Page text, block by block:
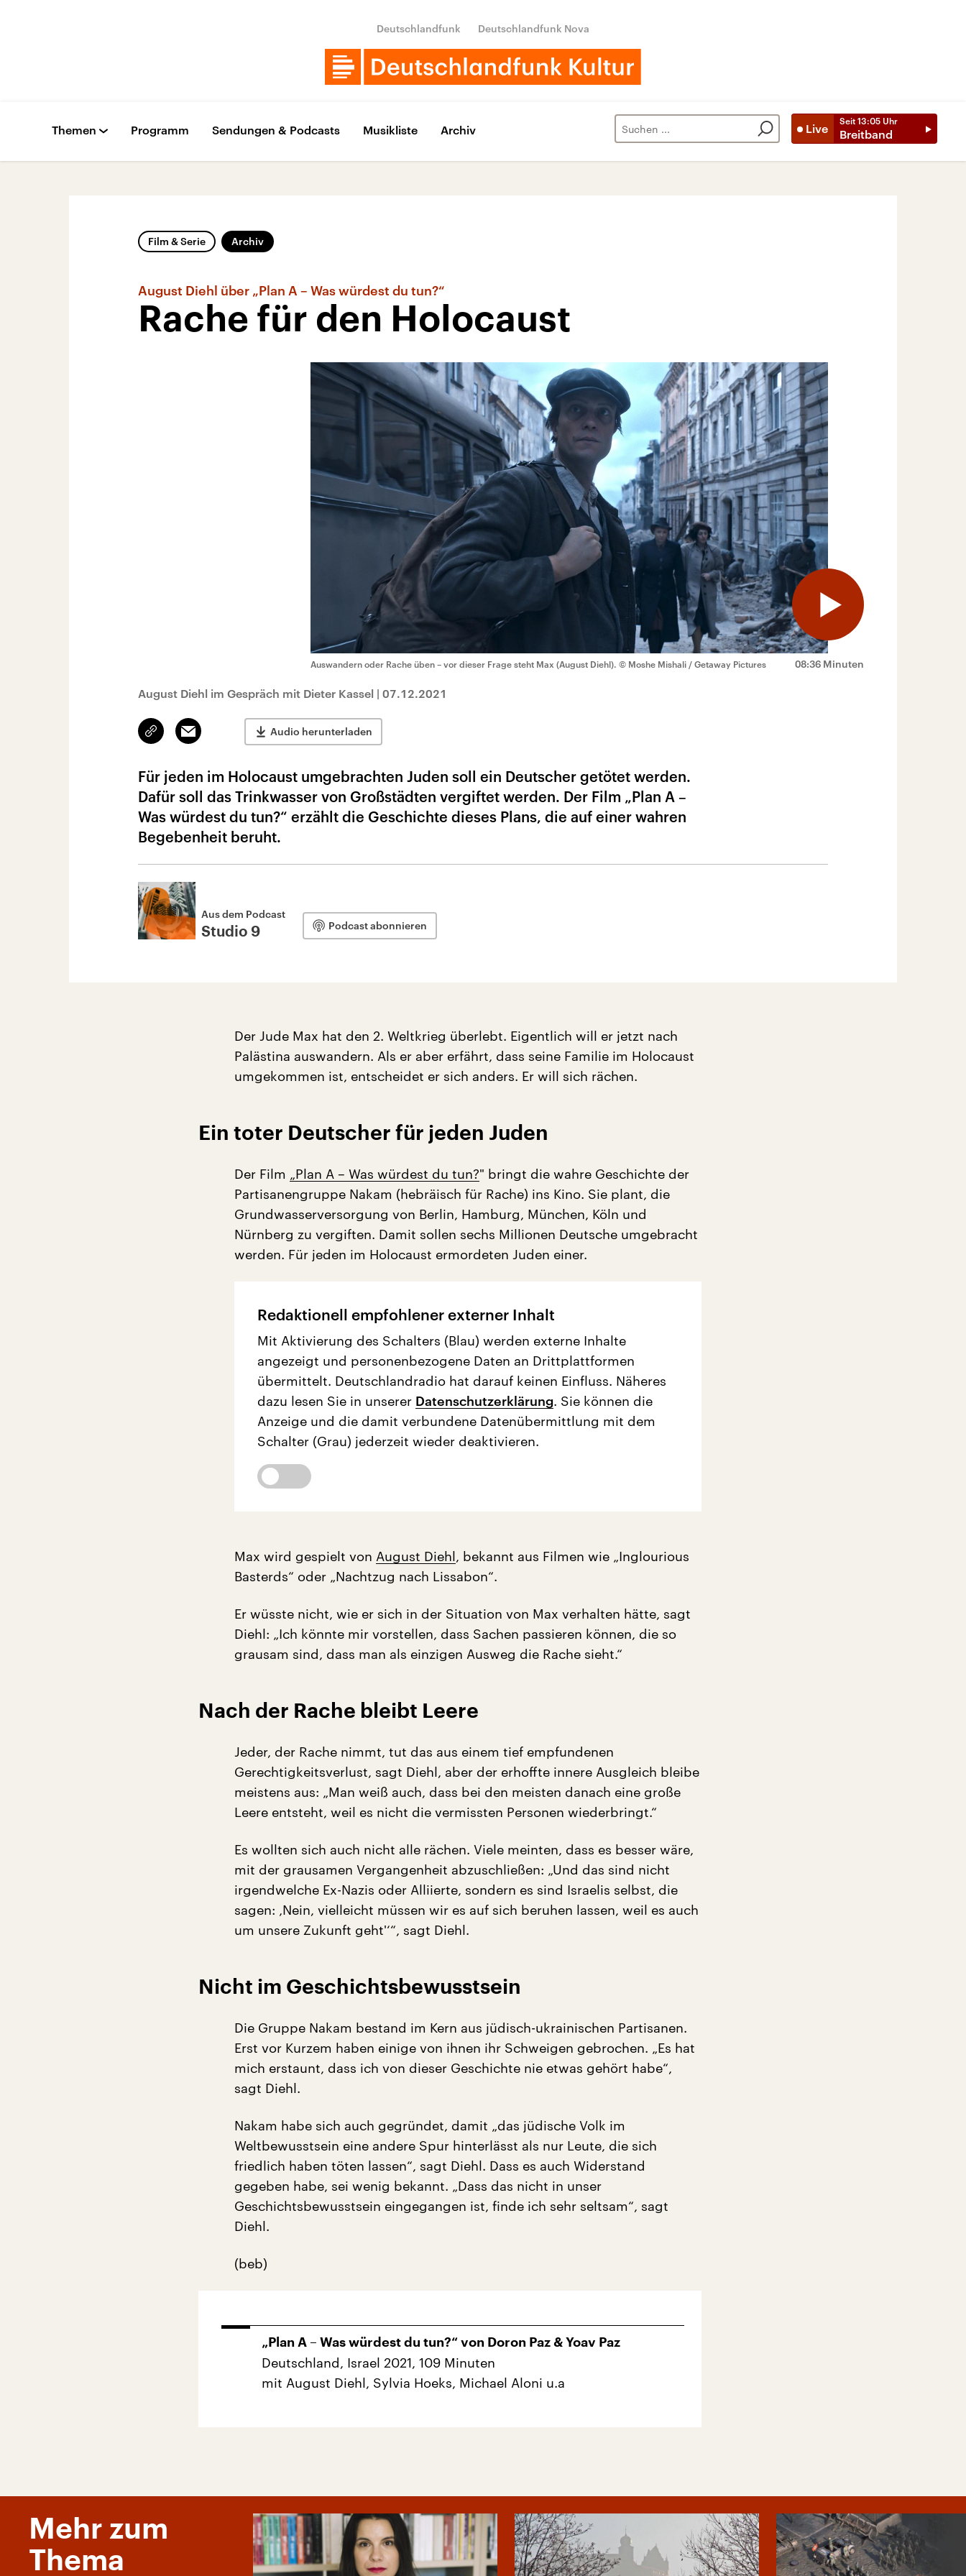
Deutschlandfunk Deutschlandfunk Nova
Live
Seit 13:05 Uhr
Breitband
Themen Programm Sendungen & Podcasts Musikliste Archiv
Film & Serie Archiv
August Diehl über „Plan A – Was würdest du tun?“
Rache für den Holocaust
08:36 Minuten
Auswandern oder Rache üben – vor dieser Frage steht Max (August Diehl). © Moshe Mishali / Getaway Pictures
August Diehl im Gespräch mit Dieter Kassel | 07.12.2021
Link
kopieren/teilen
Email Audio herunterladen
Für jeden im Holocaust umgebrachten Juden soll ein Deutscher getötet werden.
Dafür soll das Trinkwasser von Großstädten vergiftet werden. Der Film „Plan A –
Was würdest du tun?“ erzählt die Geschichte dieses Plans, die auf einer wahren
Begebenheit beruht.
Aus dem Podcast
Studio 9 Podcast abonnieren
Der Jude Max hat den 2. Weltkrieg überlebt. Eigentlich will er jetzt nach
Palästina auswandern. Als er aber erfährt, dass seine Familie im Holocaust
umgekommen ist, entscheidet er sich anders. Er will sich rächen.
Ein toter Deutscher für jeden Juden
Der Film „Plan A – Was würdest du tun?" bringt die wahre Geschichte der
Partisanengruppe Nakam (hebräisch für Rache) ins Kino. Sie plant, die
Grundwasserversorgung von Berlin, Hamburg, München, Köln und
Nürnberg zu vergiften. Damit sollen sechs Millionen Deutsche umgebracht
werden. Für jeden im Holocaust ermordeten Juden einer.
Redaktionell empfohlener externer Inhalt
Mit Aktivierung des Schalters (Blau) werden externe Inhalte
angezeigt und personenbezogene Daten an Drittplattformen
übermittelt. Deutschlandradio hat darauf keinen Einfluss. Näheres
dazu lesen Sie in unserer Datenschutzerklärung. Sie können die
Anzeige und die damit verbundene Datenübermittlung mit dem
Schalter (Grau) jederzeit wieder deaktivieren.
Max wird gespielt von August Diehl, bekannt aus Filmen wie „Inglourious
Basterds“ oder „Nachtzug nach Lissabon“.
Er wüsste nicht, wie er sich in der Situation von Max verhalten hätte, sagt
Diehl: „Ich könnte mir vorstellen, dass Sachen passieren können, die so
grausam sind, dass man als einzigen Ausweg die Rache sieht.“
Nach der Rache bleibt Leere
Jeder, der Rache nimmt, tut das aus einem tief empfundenen
Gerechtigkeitsverlust, sagt Diehl, aber der erhoffte innere Ausgleich bleibe
meistens aus: „Man weiß auch, dass bei den meisten danach eine große
Leere entsteht, weil es nicht die vermissten Personen wiederbringt.“
Es wollten sich auch nicht alle rächen. Viele meinten, dass es besser wäre,
mit der grausamen Vergangenheit abzuschließen: „Und das sind nicht
irgendwelche Ex-Nazis oder Alliierte, sondern es sind Israelis selbst, die
sagen: ‚Nein, vielleicht müssen wir es auf sich beruhen lassen, weil es auch
um unsere Zukunft geht'‘“, sagt Diehl.
Nicht im Geschichtsbewusstsein
Die Gruppe Nakam bestand im Kern aus jüdisch-ukrainischen Partisanen.
Erst vor Kurzem haben einige von ihnen ihr Schweigen gebrochen. „Es hat
mich erstaunt, dass ich von dieser Geschichte nie etwas gehört habe“,
sagt Diehl.
Nakam habe sich auch gegründet, damit „das jüdische Volk im
Weltbewusstsein eine andere Spur hinterlässt als nur Leute, die sich
friedlich haben töten lassen“, sagt Diehl. Dass es auch Widerstand
gegeben habe, sei wenig bekannt. „Dass das nicht in unser
Geschichtsbewusstsein eingegangen ist, finde ich sehr seltsam“, sagt
Diehl.
(beb)
„Plan A – Was würdest du tun?“ von Doron Paz & Yoav Paz
Deutschland, Israel 2021, 109 Minuten
mit August Diehl, Sylvia Hoeks, Michael Aloni u.a
Mehr zum
Thema